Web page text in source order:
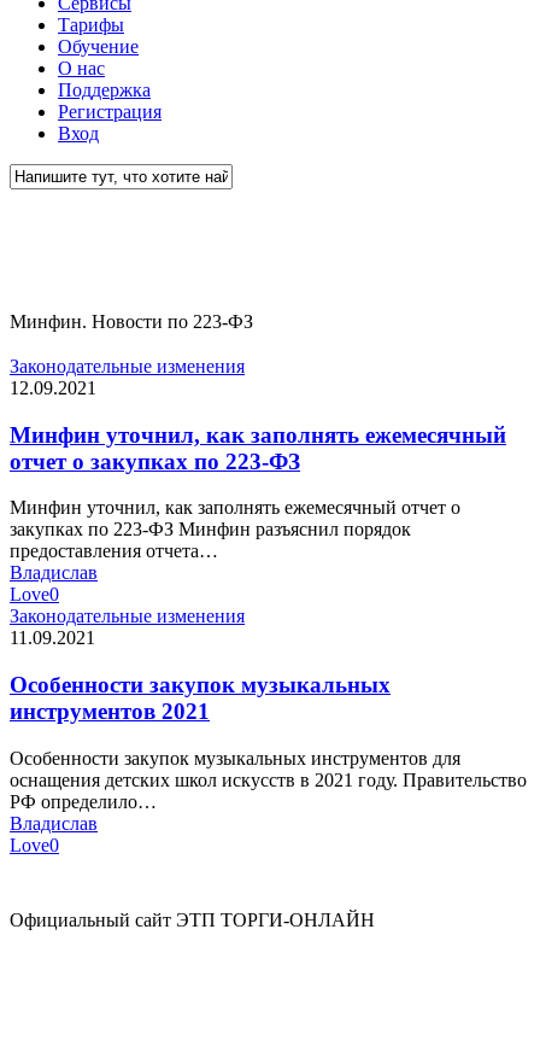
Тарифы
Обучение
О нас
Поддержка
Регистрация
Вход
Минфин. Новости по 223-ФЗ
Законодательные изменения
12.09.2021
Минфин уточнил, как заполнять ежемесячный
отчет о закупках по 223-ФЗ
Минфин уточнил, как заполнять ежемесячный отчет о
закупках по 223-ФЗ Минфин разъяснил порядок
предоставления отчета…
Владислав
Love0
Законодательные изменения
11.09.2021
Особенности закупок музыкальных
инструментов 2021
Особенности закупок музыкальных инструментов для
оснащения детских школ искусств в 2021 году. Правительство
РФ определило…
Владислав
Love0
Официальный сайт ЭТП ТОРГИ-ОНЛАЙН